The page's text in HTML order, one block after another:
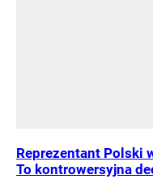
Reprezentant Polski
To kontrowersyjna